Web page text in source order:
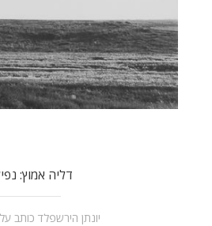
דליה אמוץ:
יונתן הירשפלד כותב